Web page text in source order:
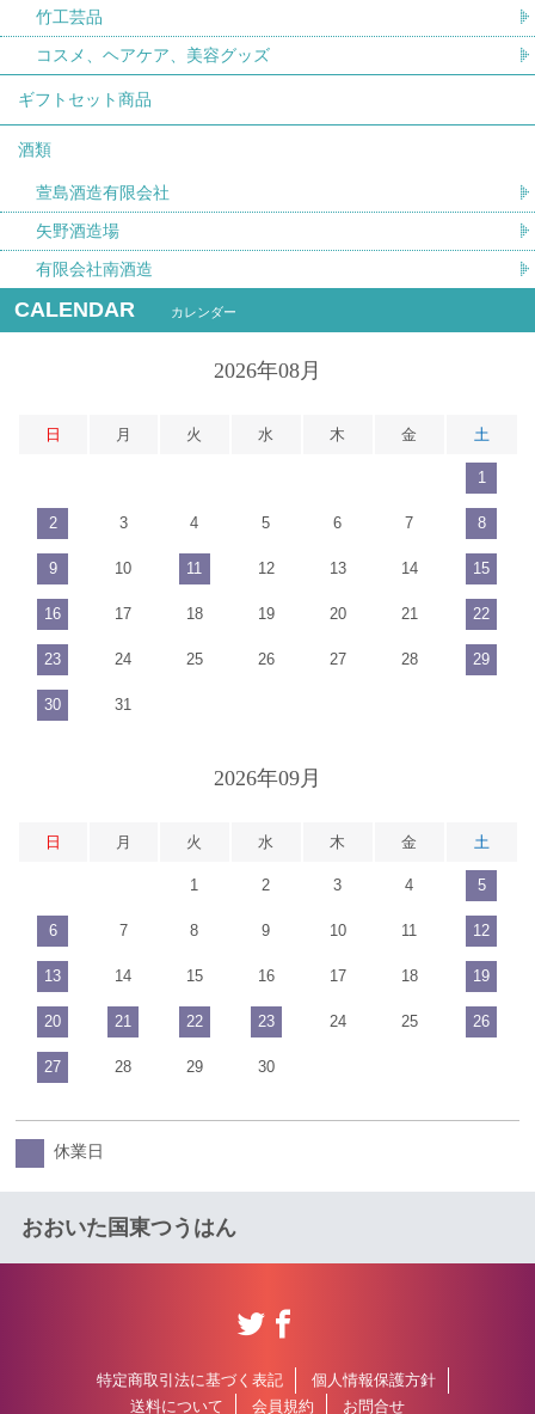
竹工芸品
コスメ、ヘアケア、美容グッズ
ギフトセット商品
酒類
萱島酒造有限会社
矢野酒造場
有限会社南酒造
CALENDAR カレンダー
2026年08月
日 月 火 水 木 金 土
1
2 3 4 5 6 7 8
9 10 11 12 13 14 15
16 17 18 19 20 21 22
23 24 25 26 27 28 29
30 31
2026年09月
日 月 火 水 木 金 土
1 2 3 4 5
6 7 8 9 10 11 12
13 14 15 16 17 18 19
20 21 22 23 24 25 26
27 28 29 30
休業日
おおいた国東つうはん
特定商取引法に基づく表記
個人情報保護方針
送料について
会員規約 お問合せ